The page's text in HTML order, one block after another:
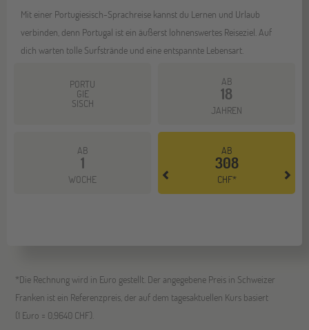
Mit einer Portugiesisch-Sprachreise kannst du Lernen und Urlaub
verbinden, denn Portugal ist ein äußerst lohnenswertes Reiseziel. Auf
dich warten tolle Surfstrände und eine entspannte Lebensart.
PORTU
GIE
SISCH
AB
18
JAHREN
AB
1
WOCHE
AB
308
CHF*
*Die Rechnung wird in Euro gestellt. Der angegebene Preis in Schweizer
Franken ist ein Referenzpreis, der auf dem tagesaktuellen Kurs basiert
(1 Euro = 0,9640 CHF).